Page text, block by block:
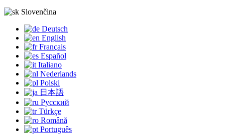
Slovenčina
Deutsch
English
Français
Español
Italiano
Nederlands
Polski
日本語
Русский
Türkçe
Română
Português